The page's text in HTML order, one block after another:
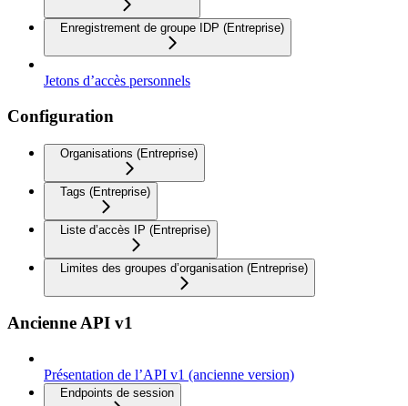
Enregistrement de groupe IDP (Entreprise)
Jetons d’accès personnels
Configuration
Organisations (Entreprise)
Tags (Entreprise)
Liste d’accès IP (Entreprise)
Limites des groupes d’organisation (Entreprise)
Ancienne API v1
Présentation de l’API v1 (ancienne version)
Endpoints de session